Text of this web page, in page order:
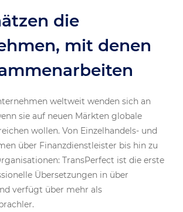
die
mit denen
weltweit wenden sich an
sie auf neuen Märkten globale
wollen. Von Einzelhandels- und
über Finanzdienstleister bis hin zu
TransPerfect ist die erste
Übersetzungen in über
verfügt über mehr als